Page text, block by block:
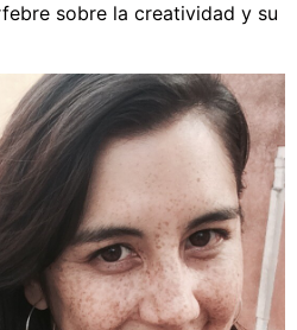
sobre la creatividad y su